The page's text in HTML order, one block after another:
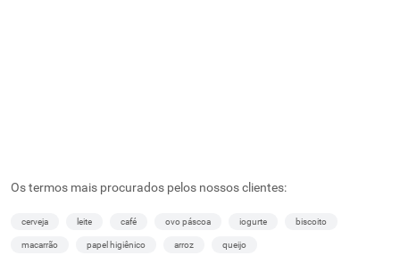
Os termos mais procurados pelos nossos clientes:
cerveja leite café ovo páscoa iogurte biscoito
macarrão papel higiênico arroz queijo